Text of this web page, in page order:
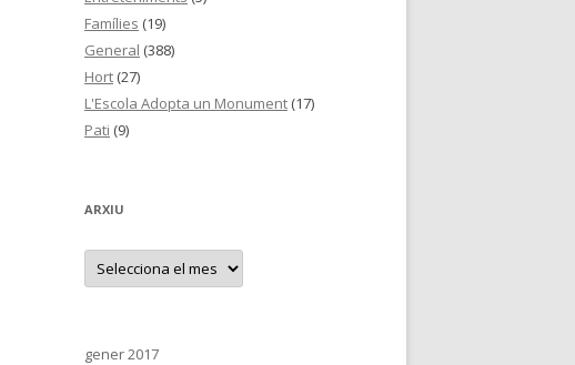
Famílies (19)
General (388)
Hort (27)
L'Escola Adopta un Monument (17)
Pati (9)
ARXIU
A
x
gener 2017